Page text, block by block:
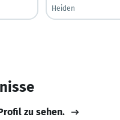
Heiden
zu sehen.